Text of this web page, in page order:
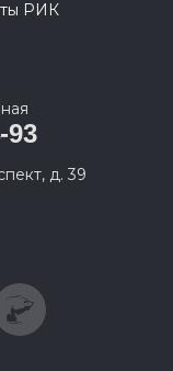
РИК
93
д. 39